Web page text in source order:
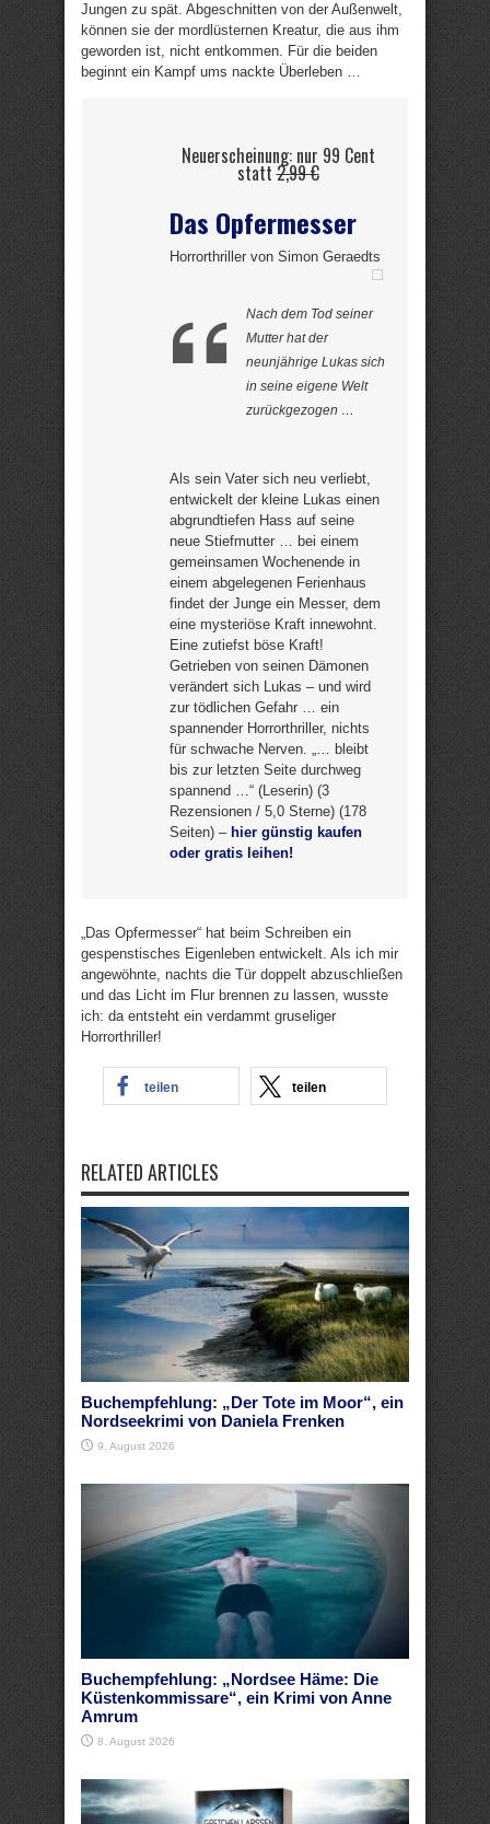
Jungen zu spät. Abgeschnitten von der Außenwelt,
können sie der mordlüsternen Kreatur, die aus ihm
geworden ist, nicht entkommen. Für die beiden
beginnt ein Kampf ums nackte Überleben …
Neuerscheinung: nur 99 Cent
statt2,99 €
Das Opfermesser
Horrorthriller von Simon Geraedts
Nach dem Tod seiner
Mutter hat der
neunjährige Lukas sich
in seine eigene Welt
zurückgezogen …
Als sein Vater sich neu verliebt,
entwickelt der kleine Lukas einen
abgrundtiefen Hass auf seine
neue Stiefmutter … bei einem
gemeinsamen Wochenende in
einem abgelegenen Ferienhaus
findet der Junge ein Messer, dem
eine mysteriöse Kraft innewohnt.
Eine zutiefst böse Kraft!
Getrieben von seinen Dämonen
verändert sich Lukas – und wird
zur tödlichen Gefahr … ein
spannender Horrorthriller, nichts
für schwache Nerven. „… bleibt
bis zur letzten Seite durchweg
spannend …“ (Leserin) (3
Rezensionen / 5,0 Sterne) (178
Seiten) – hier günstig kaufen
oder gratis leihen!
„Das Opfermesser“ hat beim Schreiben ein
gespenstisches Eigenleben entwickelt. Als ich mir
angewöhnte, nachts die Tür doppelt abzuschließen
und das Licht im Flur brennen zu lassen, wusste
ich: da entsteht ein verdammt gruseliger
Horrorthriller!
teilen teilen
RELATED ARTICLES
Buchempfehlung: „Der Tote im Moor“, ein
Nordseekrimi von Daniela Frenken
9. August 2026
Buchempfehlung: „Nordsee Häme: Die
Küstenkommissare“, ein Krimi von Anne
Amrum
8. August 2026